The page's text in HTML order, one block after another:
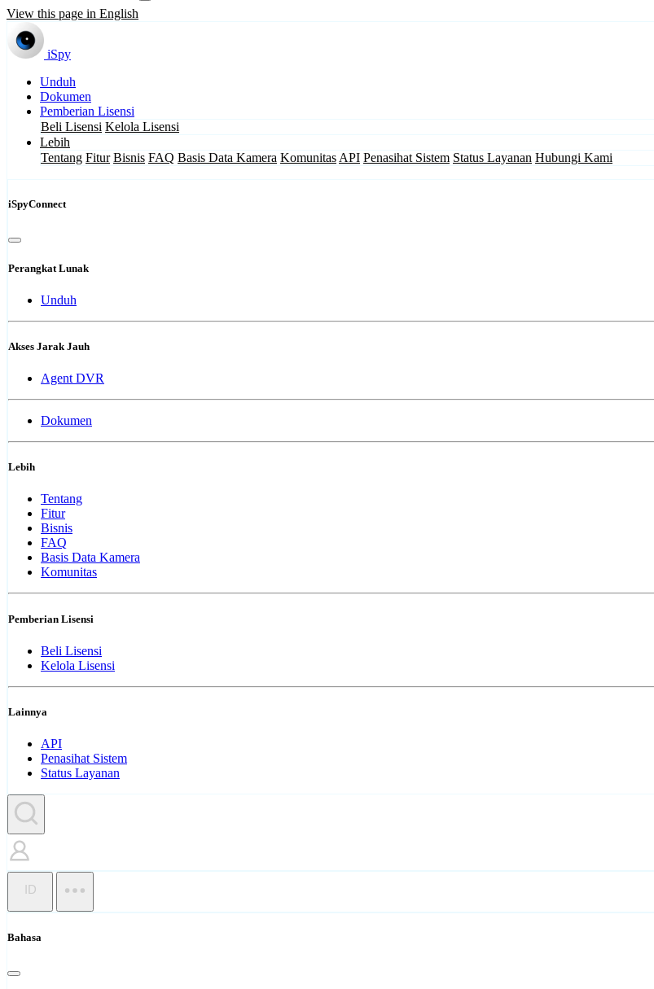
View this page in English
iSpy
Unduh
Dokumen
Pemberian Lisensi
Beli Lisensi Kelola Lisensi
Lebih
Tentang Fitur Bisnis FAQ Basis Data Kamera Komunitas API Penasihat Sistem Status Layanan Hubungi Kami
iSpyConnect
Perangkat Lunak
Unduh
Akses Jarak Jauh
Agent DVR
Dokumen
Lebih
Tentang
Fitur
Bisnis
FAQ
Basis Data Kamera
Komunitas
Pemberian Lisensi
Beli Lisensi
Kelola Lisensi
Lainnya
API
Penasihat Sistem
Status Layanan
ID
Bahasa